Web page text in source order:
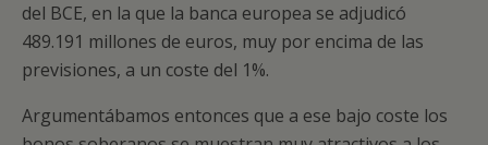
del BCE, en la que la banca europea se adjudicó
489.191 millones de euros, muy por encima de las
previsiones, a un coste del 1%.
Argumentábamos entonces que a ese bajo coste los